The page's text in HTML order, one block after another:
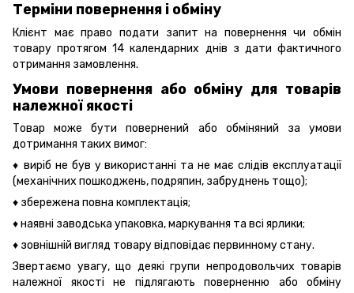
Терміни повернення і обміну
Клієнт має право подати запит на повернення чи обмін
товару протягом 14 календарних днів з дати фактичного
отримання замовлення.
Умови повернення або обміну для товарів
належної якості
Товар може бути повернений або обміняний за умови
дотримання таких вимог:
♦ виріб не був у використанні та не має слідів експлуатації
(механічних пошкоджень, подряпин, забруднень тощо);
♦ збережена повна комплектація;
♦ наявні заводська упаковка, маркування та всі ярлики;
♦ зовнішній вигляд товару відповідає первинному стану.
Звертаємо увагу, що деякі групи непродовольчих товарів
належної якості не підлягають поверненню або обміну